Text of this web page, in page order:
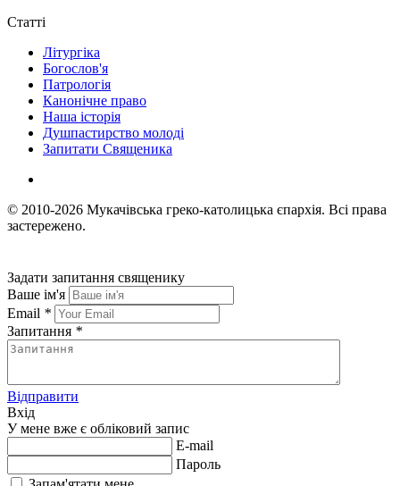
Статті
Літургіка
Богослов'я
Патрологія
Канонічне право
Наша історія
Душпастирство молоді
Запитати Священика
© 2010-2026 Мукачівська греко-католицька єпархія. Всі права
застережено.
Задати запитання священику
Ваше ім'я
Email *
Запитання *
Відправити
Вхід
У мене вже є обліковий запис
E-mail
Пароль